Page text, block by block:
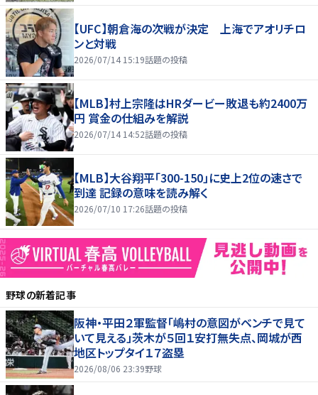
【UFC】朝倉海の次戦が決定 上海でアオリチロ
ンと対戦
2026/07/14 15:19話題の投稿
【MLB】村上宗隆はHRダービー敗退も約2400万
円 賞金の仕組みを解説
2026/07/14 14:52話題の投稿
【MLB】大谷翔平「300-150」に史上2位の速さで
到達 記録の意味を読み解く
2026/07/10 17:26話題の投稿
野球の新着記事
阪神・平田２軍監督「嶋村の意図がベンチで見て
いて見える」茨木が５回１安打無失点、岡城が西
地区トップタイ１７盗塁
2026/08/06 23:39野球